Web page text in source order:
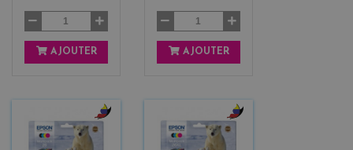
AJOUTER AJOUTER
b
b